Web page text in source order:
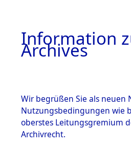
Information
Archives
Wir begrüßen Sie als neuen
Nutzungsbedingungen wie
oberstes Leitungsgremium
Archivrecht.